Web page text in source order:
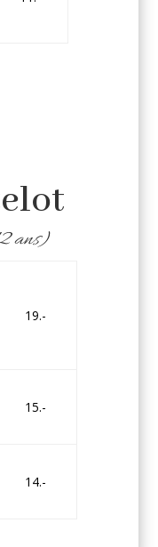
ans)
19.-
15.-
14.-